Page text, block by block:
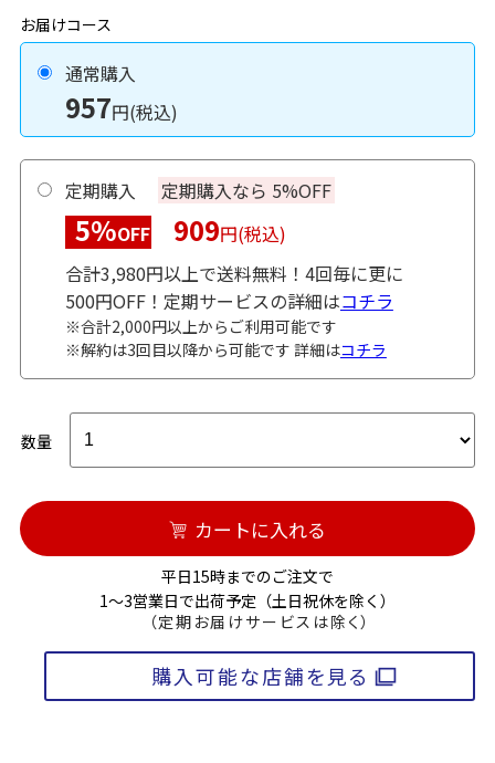
お届けコース
通常購入
957円(税込)
定期購入 定期購入なら 5%OFF
5%OFF 909円(税込)
合計3,980円以上で送料無料！4回毎に更に
500円OFF！定期サービスの詳細はコチラ
※合計2,000円以上からご利用可能です
※解約は3回目以降から可能です 詳細はコチラ
数量
カートに入れる
平日15時までのご注文で
1～3営業日で出荷予定（土日祝休を除く）
（定期お届けサービスは除く）
購入可能な店舗を見る